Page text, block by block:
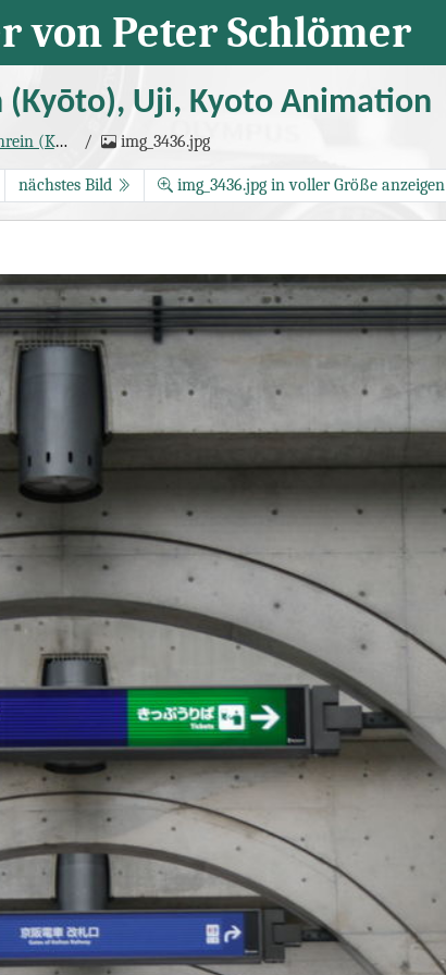
von Peter Schlömer
(Kyōto), Uji, Kyoto Animation
Animation img_3436.jpg
nächstes Bild img_3436.jpg in voller Größe anzeigen